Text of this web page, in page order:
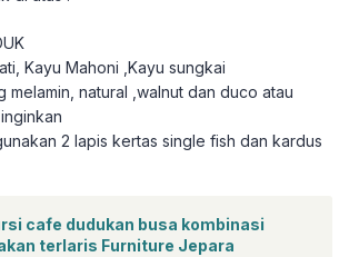
Kayu Mahoni ,Kayu sungkai
melamin, natural ,walnut dan duco atau
2 lapis kertas single fish dan kardus
cafe dudukan busa kombinasi
terlaris Furniture Jepara